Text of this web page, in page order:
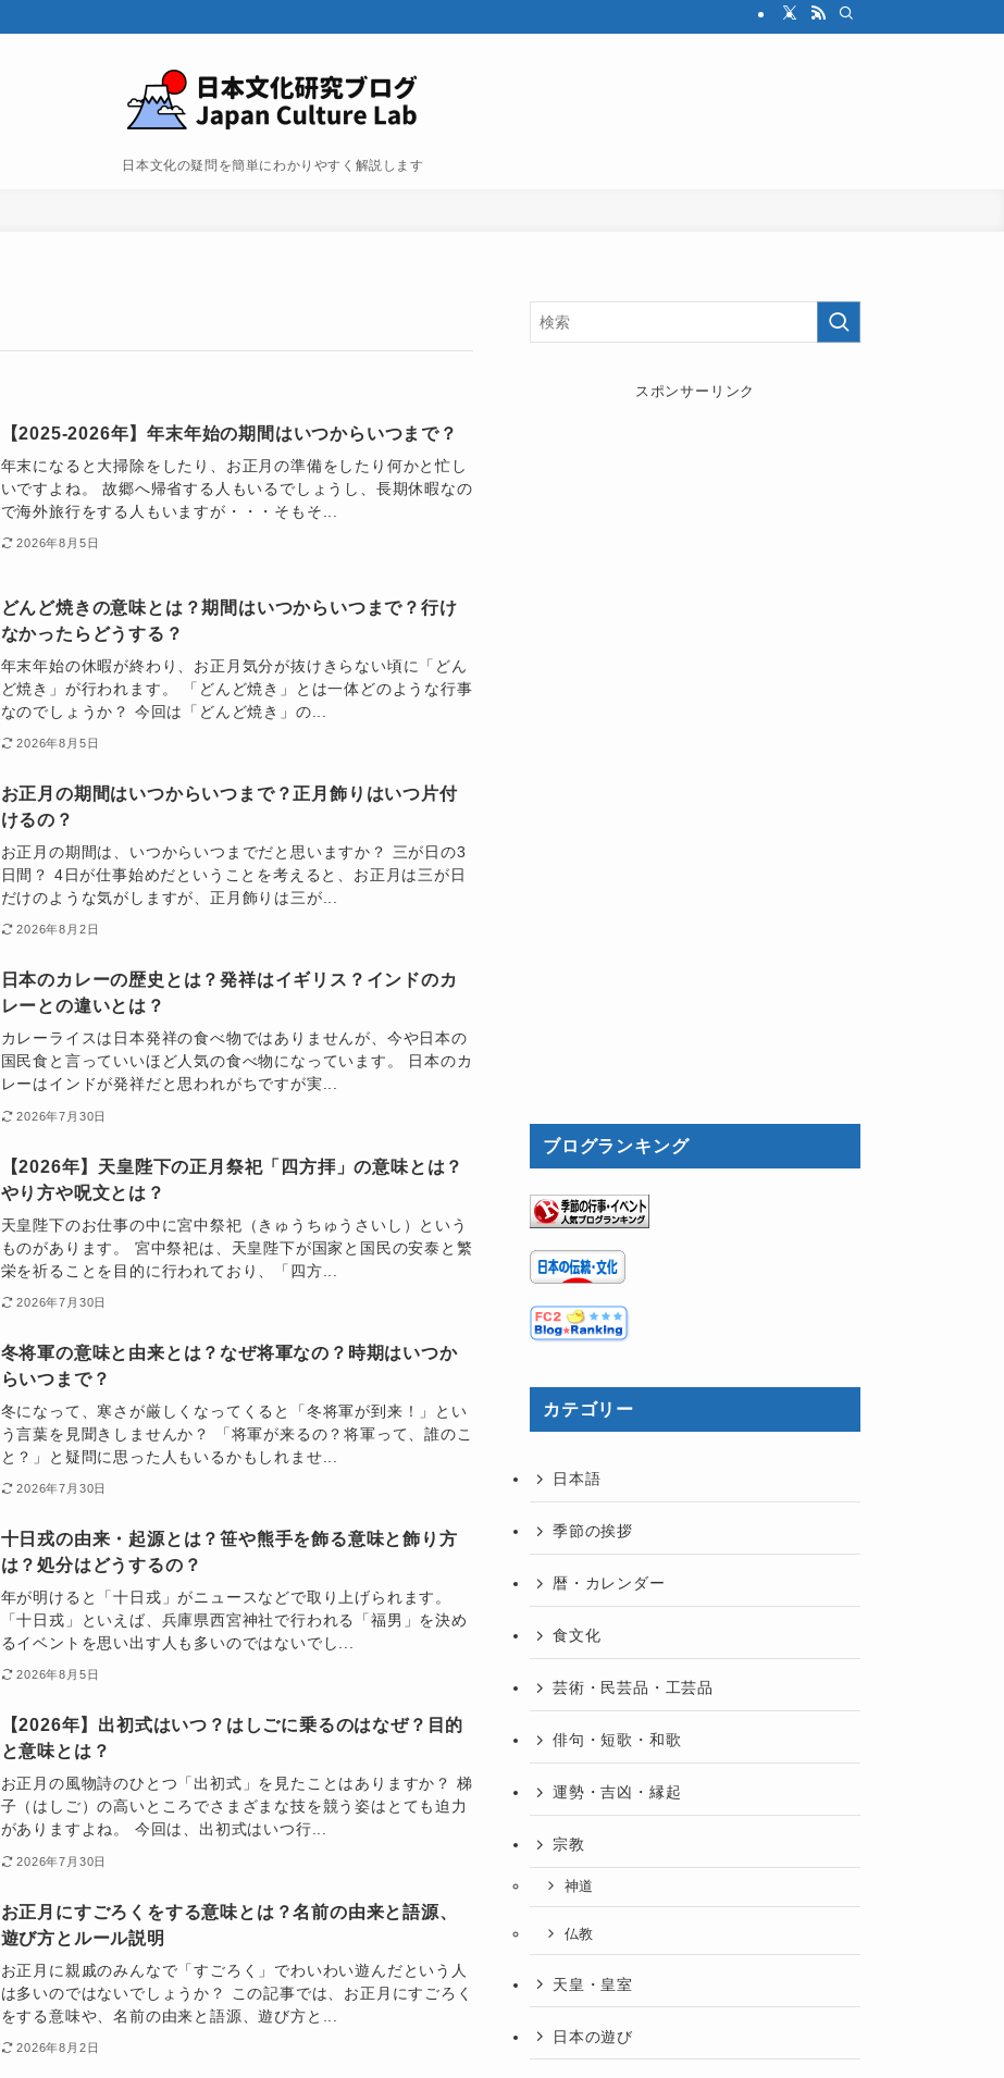
日本文化の疑問を簡単にわかりやすく解説します
【2025-2026年】年末年始の期間はいつからいつまで？
年末になると大掃除をしたり、お正月の準備をしたり何かと忙し
いですよね。 故郷へ帰省する人もいるでしょうし、長期休暇なの
で海外旅行をする人もいますが・・・そもそ...
2026年8月5日
どんど焼きの意味とは？期間はいつからいつまで？行け
なかったらどうする？
年末年始の休暇が終わり、お正月気分が抜けきらない頃に「どん
ど焼き」が行われます。 「どんど焼き」とは一体どのような行事
なのでしょうか？ 今回は「どんど焼き」の...
2026年8月5日
お正月の期間はいつからいつまで？正月飾りはいつ片付
けるの？
お正月の期間は、いつからいつまでだと思いますか？ 三が日の3
日間？ 4日が仕事始めだということを考えると、お正月は三が日
だけのような気がしますが、正月飾りは三が...
2026年8月2日
日本のカレーの歴史とは？発祥はイギリス？インドのカ
レーとの違いとは？
カレーライスは日本発祥の食べ物ではありませんが、今や日本の
国民食と言っていいほど人気の食べ物になっています。 日本のカ
レーはインドが発祥だと思われがちですが実...
2026年7月30日
【2026年】天皇陛下の正月祭祀「四方拝」の意味とは？
やり方や呪文とは？
天皇陛下のお仕事の中に宮中祭祀（きゅうちゅうさいし）という
ものがあります。 宮中祭祀は、天皇陛下が国家と国民の安泰と繁
栄を祈ることを目的に行われており、「四方...
2026年7月30日
冬将軍の意味と由来とは？なぜ将軍なの？時期はいつか
らいつまで？
冬になって、寒さが厳しくなってくると「冬将軍が到来！」とい
う言葉を見聞きしませんか？ 「将軍が来るの？将軍って、誰のこ
と？」と疑問に思った人もいるかもしれませ...
2026年7月30日
十日戎の由来・起源とは？笹や熊手を飾る意味と飾り方
は？処分はどうするの？
年が明けると「十日戎」がニュースなどで取り上げられます。
「十日戎」といえば、兵庫県西宮神社で行われる「福男」を決め
るイベントを思い出す人も多いのではないでし...
2026年8月5日
【2026年】出初式はいつ？はしごに乗るのはなぜ？目的
と意味とは？
お正月の風物詩のひとつ「出初式」を見たことはありますか？ 梯
子（はしご）の高いところでさまざまな技を競う姿はとても迫力
がありますよね。 今回は、出初式はいつ行...
2026年7月30日
お正月にすごろくをする意味とは？名前の由来と語源、
遊び方とルール説明
お正月に親戚のみんなで「すごろく」でわいわい遊んだという人
は多いのではないでしょうか？ この記事では、お正月にすごろく
をする意味や、名前の由来と語源、遊び方と...
2026年8月2日
スポンサーリンク
ブログランキング
カテゴリー
日本語
季節の挨拶
暦・カレンダー
食文化
芸術・民芸品・工芸品
俳句・短歌・和歌
運勢・吉凶・縁起
宗教
神道
仏教
天皇・皇室
日本の遊び